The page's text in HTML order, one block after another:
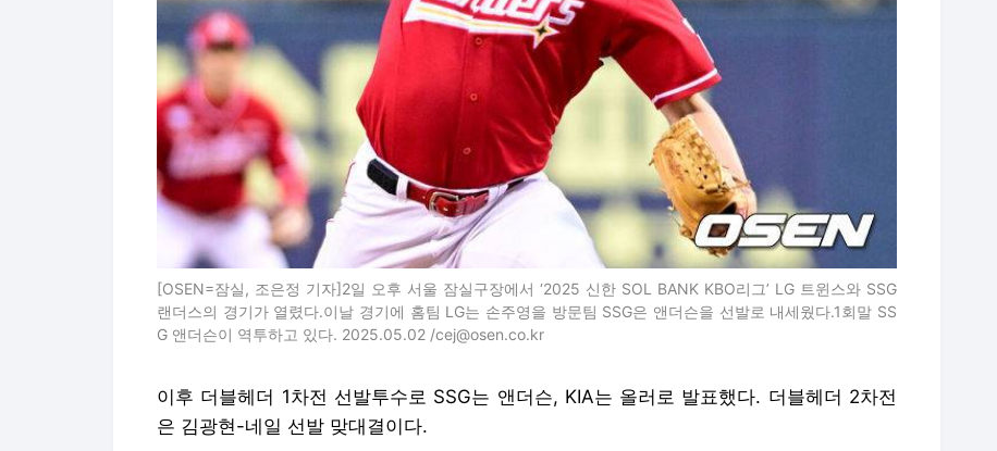
[OSEN=잠실, 조은정 기자]2일 오후 서울 잠실구장에서 ‘2025 신한 SOL BANK KBO리그’ LG 트윈스와 SSG
랜더스의 경기가 열렸다.이날 경기에 홈팀 LG는 손주영을 방문팀 SSG은 앤더슨을 선발로 내세웠다.1회말 SS
G 앤더슨이 역투하고 있다. 2025.05.02 /cej@osen.co.kr
이후 더블헤더 1차전 선발투수로 SSG는 앤더슨, KIA는 올러로 발표했다. 더블헤더 2차전
은 김광현-네일 선발 맞대결이다.